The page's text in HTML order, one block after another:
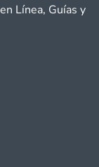
Línea, Guías y